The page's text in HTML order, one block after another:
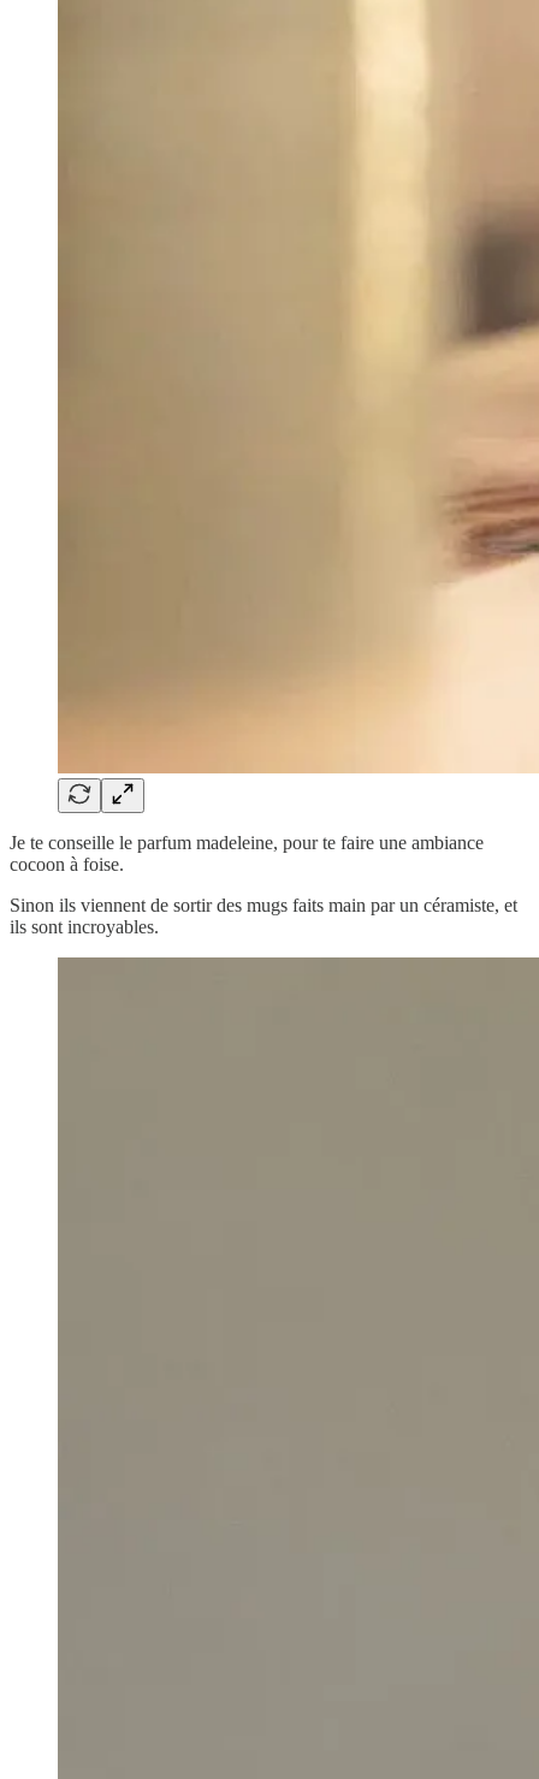
Je te conseille le parfum madeleine, pour te faire une ambiance
cocoon à foise.
Sinon ils viennent de sortir des mugs faits main par un céramiste, et
ils sont incroyables.